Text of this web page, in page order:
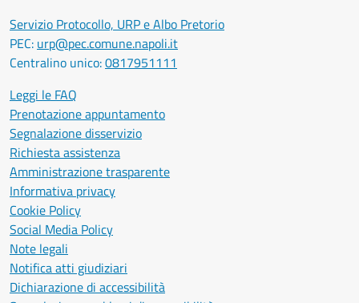
Servizio Protocollo, URP e Albo Pretorio
PEC: urp@pec.comune.napoli.it
Centralino unico:0817951111
Leggi le FAQ
Prenotazione appuntamento
Segnalazione disservizio
Richiesta assistenza
Amministrazione trasparente
Informativa privacy
Cookie Policy
Social Media Policy
Note legali
Notifica atti giudiziari
Dichiarazione di accessibilità